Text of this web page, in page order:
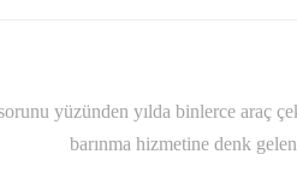
yüzünden yılda binlerce araç
barınma hizmetine denk